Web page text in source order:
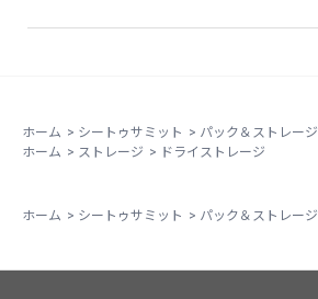
ホーム > シートゥサミット > パック＆ストレージ
ホーム > ストレージ > ドライストレージ
ホーム > シートゥサミット > パック＆ストレージ